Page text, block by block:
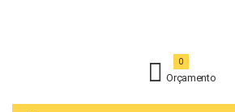
Orçamento
0